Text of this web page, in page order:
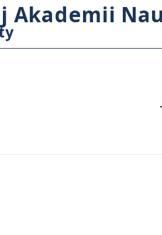
Akademii